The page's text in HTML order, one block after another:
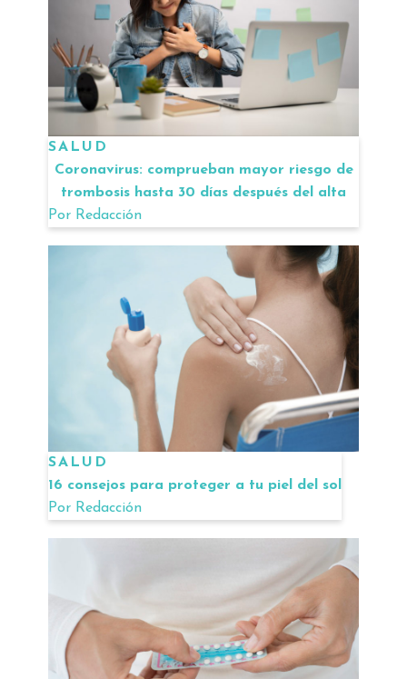
SALUD
Coronavirus: comprueban mayor riesgo de
trombosis hasta 30 días después del alta
Por Redacción
SALUD
16 consejos para proteger a tu piel del sol
Por Redacción